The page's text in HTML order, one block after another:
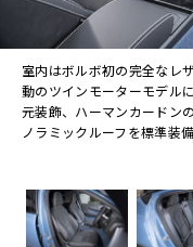
室内はボルボ初の完全なレ
動のツインモーターモデル
元装飾、ハーマンカードン
ノラミックルーフを標準装備